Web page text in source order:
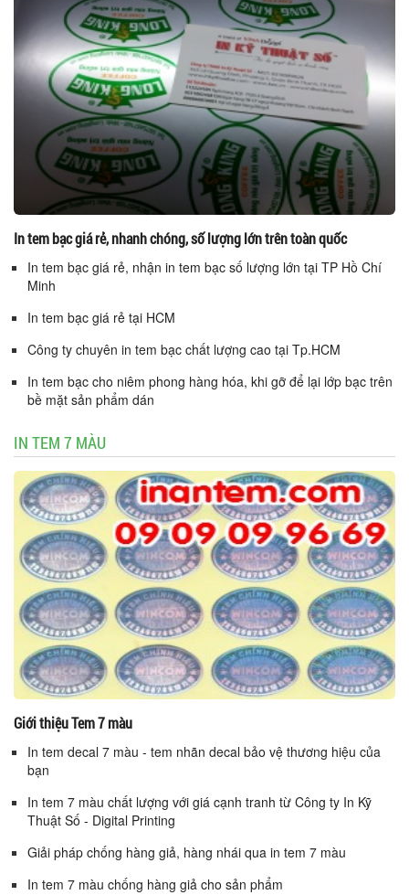
In tem bạc giá rẻ, nhanh chóng, số lượng lớn trên toàn quốc
In tem bạc giá rẻ, nhận in tem bạc số lượng lớn tại TP Hồ Chí
Minh
In tem bạc giá rẻ tại HCM
Công ty chuyên in tem bạc chất lượng cao tại Tp.HCM
In tem bạc cho niêm phong hàng hóa, khi gỡ để lại lớp bạc trên
bề mặt sản phẩm dán
IN TEM 7 MÀU
Giới thiệu Tem 7 màu
In tem decal 7 màu - tem nhãn decal bảo vệ thương hiệu của
bạn
In tem 7 màu chất lượng với giá cạnh tranh từ Công ty In Kỹ
Thuật Số - Digital Printing
Giải pháp chống hàng giả, hàng nhái qua in tem 7 màu
In tem 7 màu chống hàng giả cho sản phẩm